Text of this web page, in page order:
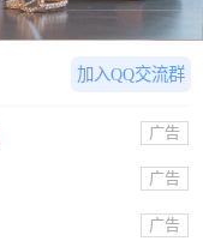
加入QQ交流群
广告
广告
广告